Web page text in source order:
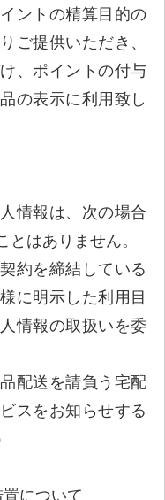
ントの精算目的の
ご提供いただき、
、ポイントの付与
の表示に利用致し
情報は、次の場合
はありません。
約を締結している
に明示した利用目
情報の取扱いを委
配送を請負う宅配
スをお知らせする
について